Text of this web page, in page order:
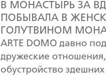
В МОНАСТЫРЬ ЗА
ПОБЫВАЛА В
ГОЛУТВИНОМ
ARTE DOMO давно
дружеские
обустройство